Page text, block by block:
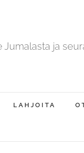
Jumalasta ja
LAHJOITA